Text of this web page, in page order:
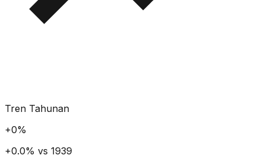
Tren Tahunan
+0%
+0.0% vs 1939